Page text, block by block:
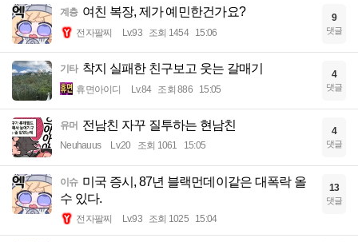
계층 여친 복장, 제가 예민한건가요?
전자팔찌 Lv.93 조회 1454 15:06
9
댓글
기타 착지 실패한 친구보고 웃는 갈매기
휴면아이디 Lv.84 조회 886 15:05
4
댓글
유머 전남친 자꾸 질투하는 현남친
Neuhauus Lv.20 조회 1061 15:05
4
댓글
이슈 미국 증시, 87년 블랙먼데이같은 대폭락 올
수 있다.
전자팔찌 Lv.93 조회 1025 15:04
13
댓글